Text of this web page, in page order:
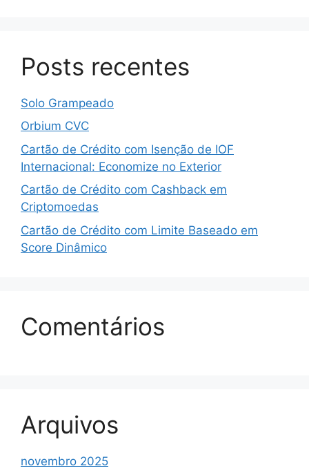
Posts recentes
Solo Grampeado
Orbium CVC
Cartão de Crédito com Isenção de IOF
Internacional: Economize no Exterior
Cartão de Crédito com Cashback em
Criptomoedas
Cartão de Crédito com Limite Baseado em
Score Dinâmico
Comentários
Arquivos
novembro 2025